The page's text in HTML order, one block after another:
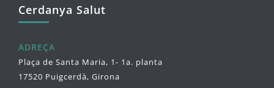
Cerdanya Salut
ADREÇA
Plaça de Santa Maria, 1- 1a. planta
17520 Puigcerdà, Girona